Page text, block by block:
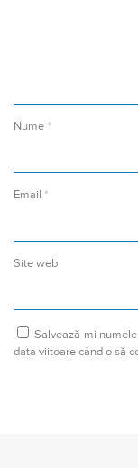
Nume *
Email *
Site web
Salvează-mi
data viitoare când o să